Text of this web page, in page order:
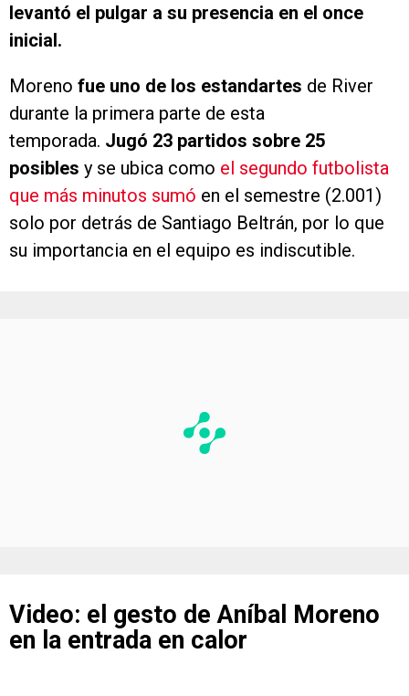
levantó el pulgar a su presencia en el once
inicial.
Moreno fue uno de los estandartes de River
durante la primera parte de esta
temporada. Jugó 23 partidos sobre 25
posibles y se ubica como el segundo futbolista
que más minutos sumó en el semestre (2.001)
solo por detrás de Santiago Beltrán, por lo que
su importancia en el equipo es indiscutible.
Video: el gesto de Aníbal Moreno
en la entrada en calor